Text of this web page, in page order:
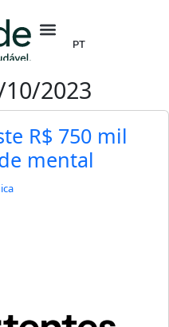
PT
2023
R$ 750 mil
mental